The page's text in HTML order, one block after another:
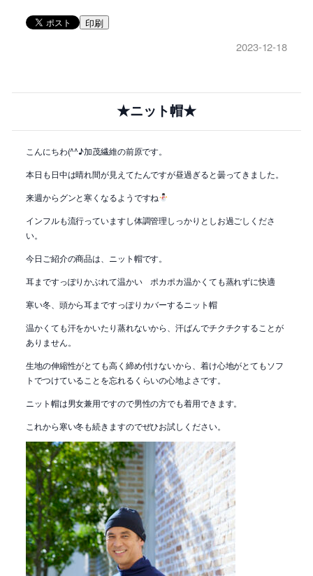
印刷
2023-12-18
★ニット帽★
こんにちわ(^^♪加茂繊維の前原です。
本日も日中は晴れ間が見えてたんですが昼過ぎると曇ってきました。
来週からグンと寒くなるようですね
インフルも流行っていますし体調管理しっかりとしお過ごしくださ
い。
今日ご紹介の商品は、ニット帽です。
耳まですっぽりかぶれて温かい ポカポカ温かくても蒸れずに快適
寒い冬、頭から耳まですっぽりカバーするニット帽
温かくても汗をかいたり蒸れないから、汗ばんでチクチクすることが
ありません。
生地の伸縮性がとても高く締め付けないから、着け心地がとてもソフ
トでつけていることを忘れるくらいの心地よさです。
ニット帽は男女兼用ですので男性の方でも着用できます。
これから寒い冬も続きますのでぜひお試しください。